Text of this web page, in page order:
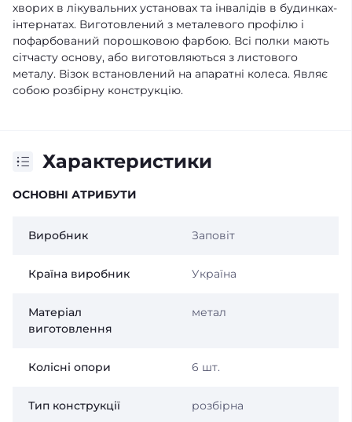
хворих в лікувальних установах та інвалідів в будинках-
інтернатах. Виготовлений з металевого профілю і
пофарбований порошковою фарбою. Всі полки мають
сітчасту основу, або виготовляються з листового
металу. Візок встановлений на апаратні колеса. Являє
собою розбірну конструкцію.
Характеристики
ОСНОВНІ АТРИБУТИ
Виробник Заповіт
Країна виробник Україна
Матеріал
виготовлення
метал
Колісні опори 6 шт.
Тип конструкції розбірна